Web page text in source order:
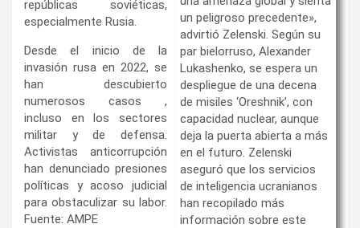
un peligroso precedente»,
advirtió Zelenski. Según su
par bielorruso, Alexander
Lukashenko, se espera un
despliegue de una decena
de misiles ‘Oreshnik’, con
capacidad nuclear, aunque
deja la puerta abierta a más
en el futuro. Zelenski
aseguró que los servicios
de inteligencia ucranianos
han recopilado más
información sobre este
repúblicas soviéticas,
especialmente Rusia.
Desde el inicio de la
invasión rusa en 2022, se
han descubierto
numerosos casos ,
incluso en los sectores
militar y de defensa.
Activistas anticorrupción
han denunciado presiones
políticas y acoso judicial
para obstaculizar su labor.
Fuente: AMPE